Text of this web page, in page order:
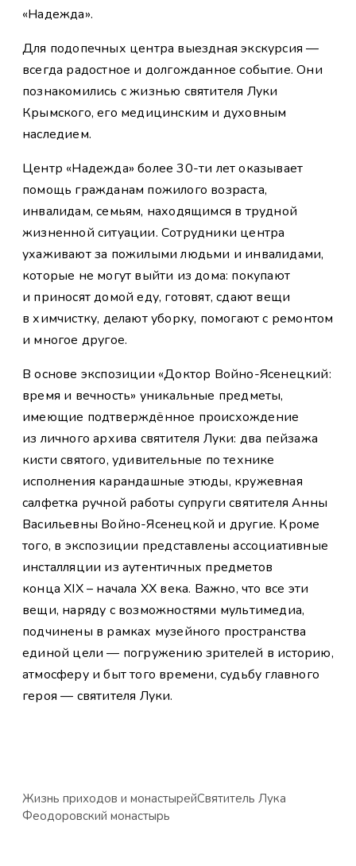
«Надежда».
Для подопечных центра выездная экскурсия —
всегда радостное и долгожданное событие. Они
познакомились с жизнью святителя Луки
Крымского, его медицинским и духовным
наследием.
Центр «Надежда» более 30-ти лет оказывает
помощь гражданам пожилого возраста,
инвалидам, семьям, находящимся в трудной
жизненной ситуации. Сотрудники центра
ухаживают за пожилыми людьми и инвалидами,
которые не могут выйти из дома: покупают
и приносят домой еду, готовят, сдают вещи
в химчистку, делают уборку, помогают с ремонтом
и многое другое.
В основе экспозиции «Доктор Войно-Ясенецкий:
время и вечность» уникальные предметы,
имеющие подтверждённое происхождение
из личного архива святителя Луки: два пейзажа
кисти святого, удивительные по технике
исполнения карандашные этюды, кружевная
салфетка ручной работы супруги святителя Анны
Васильевны Войно-Ясенецкой и другие. Кроме
того, в экспозиции представлены ассоциативные
инсталляции из аутентичных предметов
конца XIX – начала XX века. Важно, что все эти
вещи, наряду с возможностями мультимедиа,
подчинены в рамках музейного пространства
единой цели — погружению зрителей в историю,
атмосферу и быт того времени, судьбу главного
героя — святителя Луки.
Жизнь приходов и монастырейСвятитель Лука
Феодоровский монастырь